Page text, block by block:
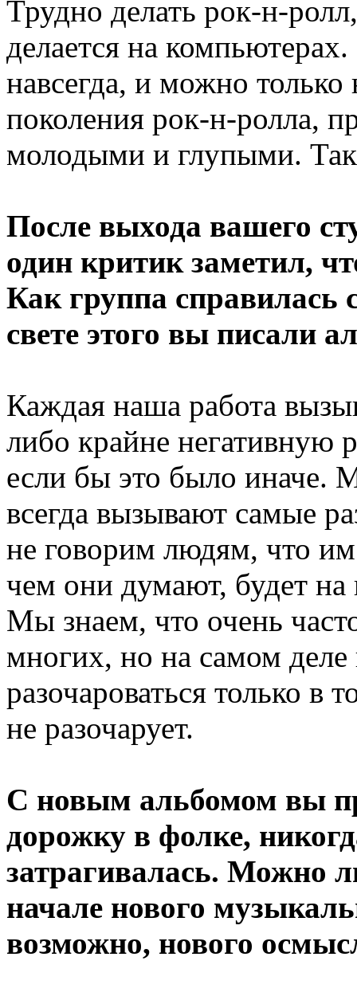
Трудно делать рок-н-
делается на
навсегда, и можно только
поколения рок-н-ролла,
молодыми и глупыми.
После выхода вашего
один критик заметил,
Как группа справилась
свете этого вы писали
Каждая наша работа
либо крайне негативную
если бы это было иначе.
всегда вызывают самые
не говорим людям, что
чем они думают, будет
Мы знаем, что очень
многих, но на самом
разочароваться только в
не разочарует.
С новым альбомом вы
дорожку в фолке,
затрагивалась. Можно
начале нового
возможно, нового